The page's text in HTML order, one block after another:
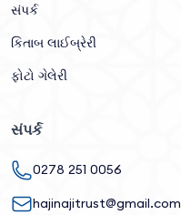
સંપર્ક
કિતાબ લાઈબ્રેરી
ફોટો ગેલેરી
સંપર્ક
0278 251 0056
hajinajitrust@gmail.com